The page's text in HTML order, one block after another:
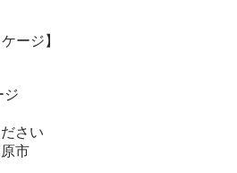
ージ】
ジ
さい
市